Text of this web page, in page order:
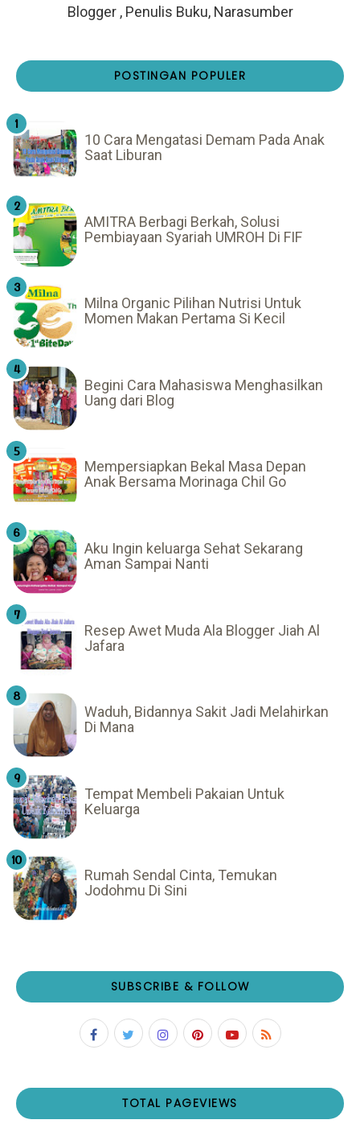
Blogger , Penulis Buku, Narasumber
POSTINGAN POPULER
10 Cara Mengatasi Demam Pada Anak
Saat Liburan
AMITRA Berbagi Berkah, Solusi
Pembiayaan Syariah UMROH Di FIF
Milna Organic Pilihan Nutrisi Untuk
Momen Makan Pertama Si Kecil
Begini Cara Mahasiswa Menghasilkan
Uang dari Blog
Mempersiapkan Bekal Masa Depan
Anak Bersama Morinaga Chil Go
Aku Ingin keluarga Sehat Sekarang
Aman Sampai Nanti
Resep Awet Muda Ala Blogger Jiah Al
Jafara
Waduh, Bidannya Sakit Jadi Melahirkan
Di Mana
Tempat Membeli Pakaian Untuk
Keluarga
Rumah Sendal Cinta, Temukan
Jodohmu Di Sini
SUBSCRIBE & FOLLOW
TOTAL PAGEVIEWS